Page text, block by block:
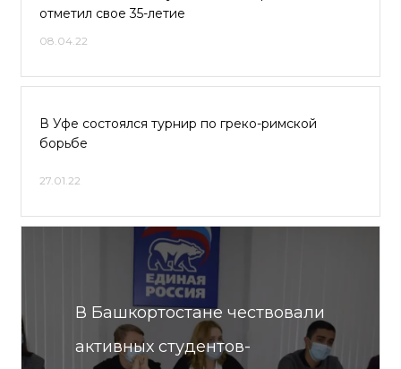
отметил свое 35-летие
08.04.22
В Уфе состоялся турнир по греко-римской
борьбе
27.01.22
В Башкортостане чествовали
активных студентов-